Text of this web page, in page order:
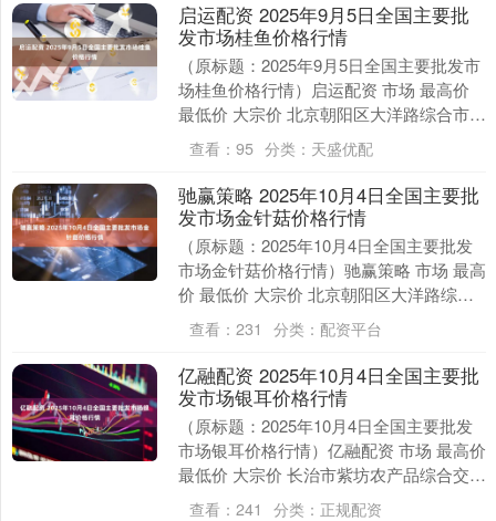
启运配资 2025年9月5日全国主要批
发市场桂鱼价格行情
（原标题：2025年9月5日全国主要批发市
场桂鱼价格行情）启运配资 市场 最高价
最低价 大宗价 北京朝阳区大洋路综合市场
73.00 69.00 71.00 ....
查看： 95 分类： 天盛优配
驰赢策略 2025年10月4日全国主要批
发市场金针菇价格行情
（原标题：2025年10月4日全国主要批发
市场金针菇价格行情）驰赢策略 市场 最高
价 最低价 大宗价 北京朝阳区大洋路综合
市场 6.00 5.00 5.60 邯....
查看： 231 分类： 配资平台
亿融配资 2025年10月4日全国主要批
发市场银耳价格行情
（原标题：2025年10月4日全国主要批发
市场银耳价格行情）亿融配资 市场 最高价
最低价 大宗价 长治市紫坊农产品综合交易
市场有限公司 80.00 70.00....
查看： 241 分类： 正规配资